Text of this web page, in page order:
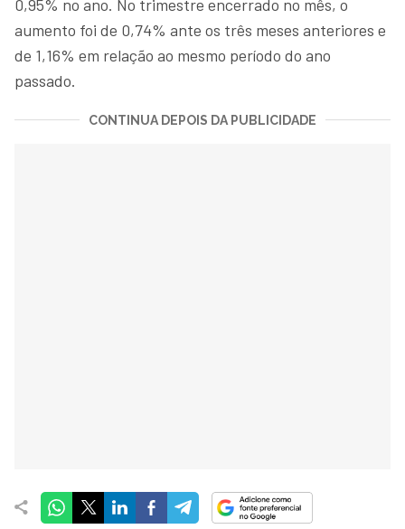
0,95% no ano. No trimestre encerrado no mês, o
aumento foi de 0,74% ante os três meses anteriores e
de 1,16% em relação ao mesmo período do ano
passado.
CONTINUA DEPOIS DA PUBLICIDADE